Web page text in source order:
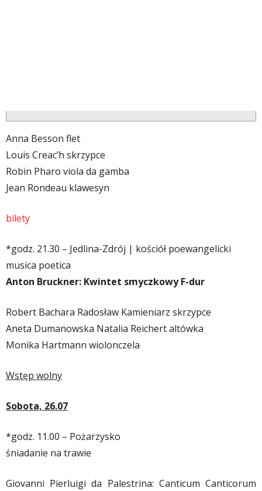
Anna Besson flet
Louis Creac’h skrzypce
Robin Pharo viola da gamba
Jean Rondeau klawesyn
bilety
*godz. 21.30 – Jedlina-Zdrój | kościół poewangelicki
musica poetica
Anton Bruckner: Kwintet smyczkowy F-dur
Robert Bachara Radosław Kamieniarz skrzypce
Aneta Dumanowska Natalia Reichert altówka
Monika Hartmann wiolonczela
Wstęp wolny
Sobota, 26.07
*godz. 11.00 – Pożarzysko
śniadanie na trawie
Giovanni Pierluigi da Palestrina: Canticum Canticorum